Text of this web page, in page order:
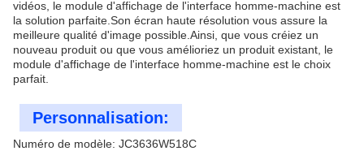
vidéos, le module d'affichage de l'interface homme-machine est
la solution parfaite.Son écran haute résolution vous assure la
meilleure qualité d'image possible.Ainsi, que vous créiez un
nouveau produit ou que vous amélioriez un produit existant, le
module d'affichage de l'interface homme-machine est le choix
parfait.
Personnalisation:
Numéro de modèle: JC3636W518C